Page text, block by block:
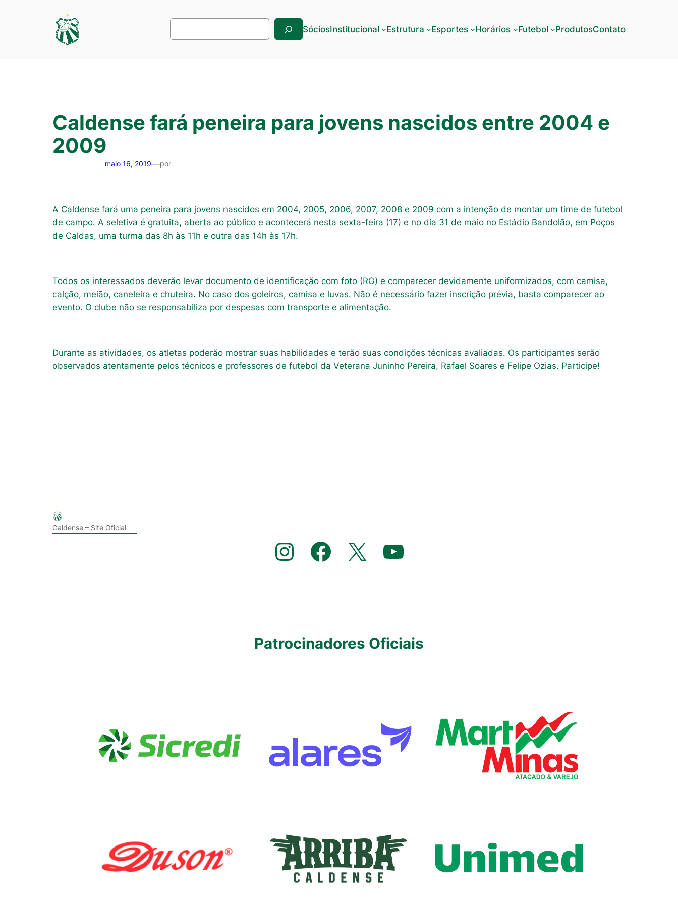
Pesquisar
SóciosInstitucional Estrutura Esportes Horários Futebol ProdutosContato
Caldense fará peneira para jovens nascidos entre 2004 e
2009
maio 16, 2019—por
A Caldense fará uma peneira para jovens nascidos em 2004, 2005, 2006, 2007, 2008 e 2009 com a intenção de montar um time de futebol
de campo. A seletiva é gratuita, aberta ao público e acontecerá nesta sexta-feira (17) e no dia 31 de maio no Estádio Bandolão, em Poços
de Caldas, uma turma das 8h às 11h e outra das 14h às 17h.
Todos os interessados deverão levar documento de identificação com foto (RG) e comparecer devidamente uniformizados, com camisa,
calção, meião, caneleira e chuteira. No caso dos goleiros, camisa e luvas. Não é necessário fazer inscrição prévia, basta comparecer ao
evento. O clube não se responsabiliza por despesas com transporte e alimentação.
Durante as atividades, os atletas poderão mostrar suas habilidades e terão suas condições técnicas avaliadas. Os participantes serão
observados atentamente pelos técnicos e professores de futebol da Veterana Juninho Pereira, Rafael Soares e Felipe Ozias. Participe!
Caldense – Site Oficial
Instagram Facebook X YouTube
Patrocinadores Oficiais